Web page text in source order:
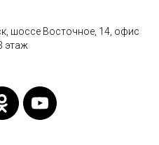
шоссе Восточное, 14, офис
этаж